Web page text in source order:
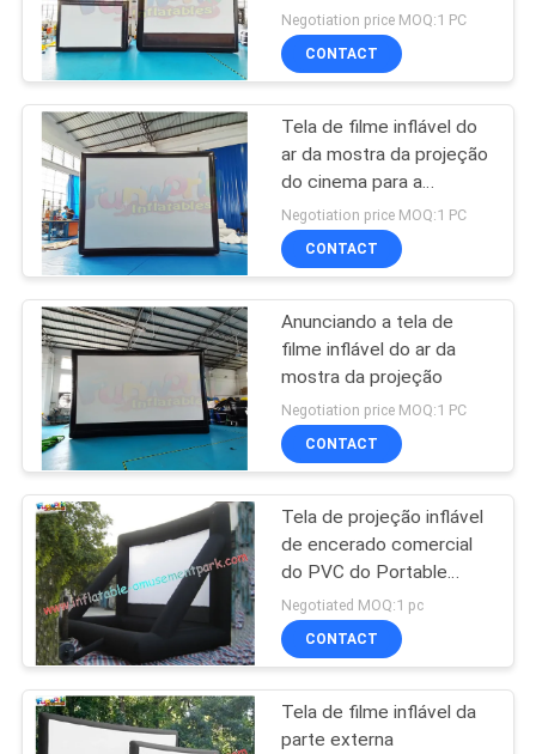
MAPA
DO
SITE
PRIVACY
POLICY
Corrediça inflável
comercial
198
ao ar livre inflável
escorregas de água
192
Casas de rejeição
infláveis
102
tela de filme do PVC de
0.55mm
Negotiation price MOQ:1 PC
CONTACT
Tela de filme inflável do
ar da mostra da projeção
do cinema para a
propaganda
Negotiation price MOQ:1 PC
CONTACT
Anunciando a tela de
filme inflável do ar da
mostra da projeção
Negotiation price MOQ:1 PC
CONTACT
Tela de projeção inflável
de encerado comercial
do PVC do Portable
0.55mm para exterior
Negotiated MOQ:1 pc
CONTACT
Tela de filme inflável da
parte externa